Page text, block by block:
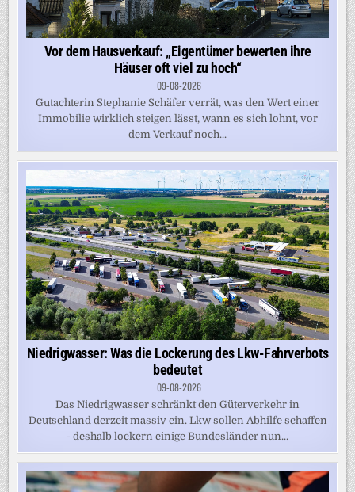
Vor dem Hausverkauf: „Eigentümer bewerten ihre
Häuser oft viel zu hoch“
09-08-2026
Gutachterin Stephanie Schäfer verrät, was den Wert einer
Immobilie wirklich steigen lässt, wann es sich lohnt, vor
dem Verkauf noch...
Niedrigwasser: Was die Lockerung des Lkw-Fahrverbots
bedeutet
09-08-2026
Das Niedrigwasser schränkt den Güterverkehr in
Deutschland derzeit massiv ein. Lkw sollen Abhilfe schaffen
- deshalb lockern einige Bundesländer nun...